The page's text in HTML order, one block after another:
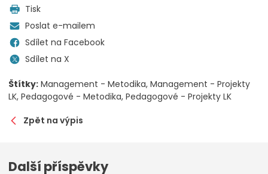
Tisk
Poslat e-mailem
Sdílet na Facebook
Sdílet na X
Štítky: Management - Metodika Management - Projekty
LK Pedagogové - Metodika Pedagogové - Projekty LK
Zpět na výpis
Další příspěvky